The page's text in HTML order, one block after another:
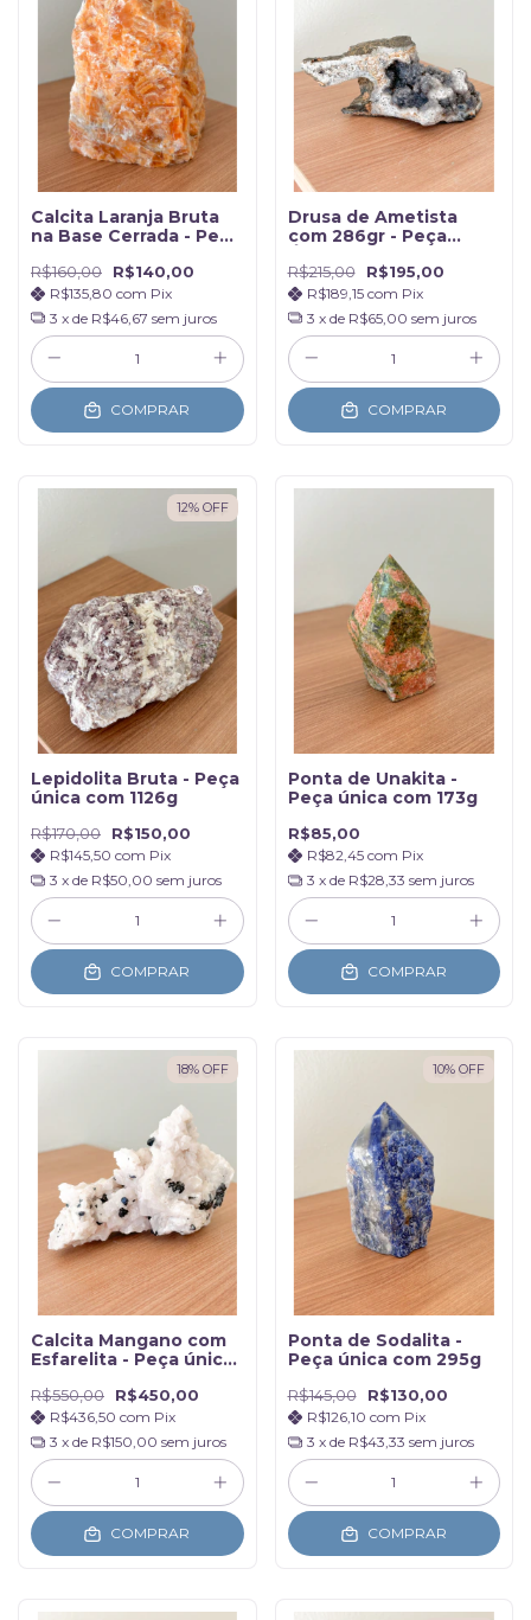
Calcita Laranja Bruta
na Base Cerrada - Peça
R$160,00 R$140,00
R$135,80 com Pix
3 x de R$46,67 sem juros
COMPRAR
Drusa de Ametista
com 286gr - Peça
R$215,00 R$195,00
R$189,15 com Pix
3 x de R$65,00 sem juros
COMPRAR
12% OFF
Lepidolita Bruta - Peça
única com 1126g
R$170,00 R$150,00
R$145,50 com Pix
3 x de R$50,00 sem juros
COMPRAR
Ponta de Unakita -
Peça única com 173g
R$85,00
R$82,45 com Pix
3 x de R$28,33 sem juros
COMPRAR
18% OFF
Calcita Mangano com
Esfarelita - Peça única
R$550,00 R$450,00
R$436,50 com Pix
3 x de R$150,00 sem juros
COMPRAR
10% OFF
Ponta de Sodalita -
Peça única com 295g
R$145,00 R$130,00
R$126,10 com Pix
3 x de R$43,33 sem juros
COMPRAR